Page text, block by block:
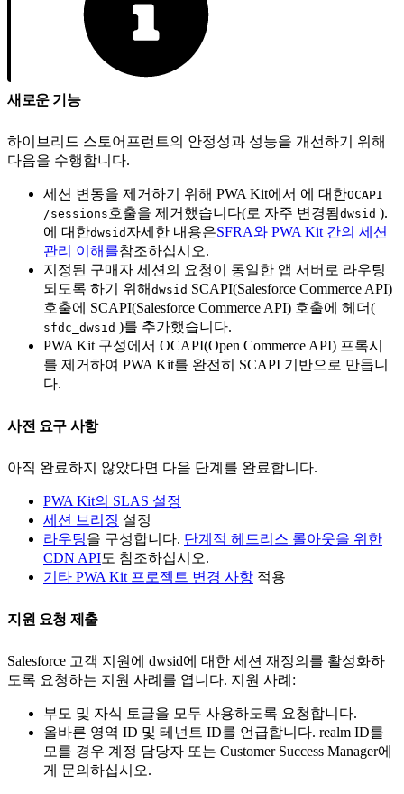
새로운 기능
하이브리드 스토어프런트의 안정성과 성능을 개선하기 위해
다음을 수행합니다.
세션 변동을 제거하기 위해 PWA Kit에서 에 대한OCAPI
/sessions호출을 제거했습니다(로 자주 변경됨dwsid ).
에 대한dwsid 자세한 내용은SFRA와 PWA Kit 간의 세션
관리 이해를참조하십시오.
지정된 구매자 세션의 요청이 동일한 앱 서버로 라우팅
되도록 하기 위해 dwsid SCAPI(Salesforce Commerce API)
호출에 SCAPI(Salesforce Commerce API) 호출에 헤더(
sfdc_dwsid )를 추가했습니다.
PWA Kit 구성에서 OCAPI(Open Commerce API) 프록시
를 제거하여 PWA Kit를 완전히 SCAPI 기반으로 만듭니
다.
사전 요구 사항
아직 완료하지 않았다면 다음 단계를 완료합니다.
PWA Kit의 SLAS 설정
세션 브리징 설정
라우팅을 구성합니다. 단계적 헤드리스 롤아웃을 위한
CDN API도 참조하십시오.
기타 PWA Kit 프로젝트 변경 사항 적용
지원 요청 제출
Salesforce 고객 지원에 dwsid에 대한 세션 재정의를 활성화하
도록 요청하는 지원 사례를 엽니다. 지원 사례:
부모 및 자식 토글을 모두 사용하도록 요청합니다.
올바른 영역 ID 및 테넌트 ID를 언급합니다. realm ID를
모를 경우 계정 담당자 또는 Customer Success Manager에
게 문의하십시오.